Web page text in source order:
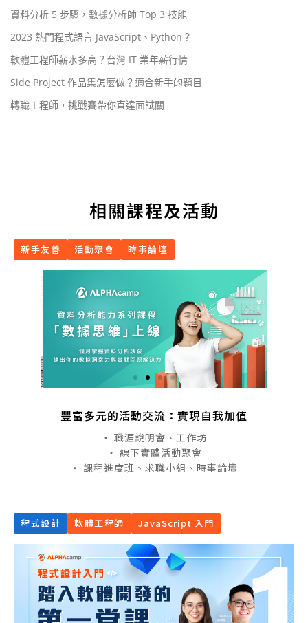
資料分析 5 步驟，數據分析師 Top 3 技能
2023 熱門程式語言 JavaScript、Python？
軟體工程師薪水多高？台灣 IT 業年薪行情
Side Project 作品集怎麼做？適合新手的題目
轉職工程師，挑戰賽帶你直達面試關
相關課程及活動
新手友善 活動聚會 時事論壇
豐富多元的活動交流：實現自我加值
・ 職涯說明會、工作坊
・ 線下實體活動聚會
・ 課程進度班、求職小組、時事論壇
程式設計 軟體工程師 JavaScript 入門